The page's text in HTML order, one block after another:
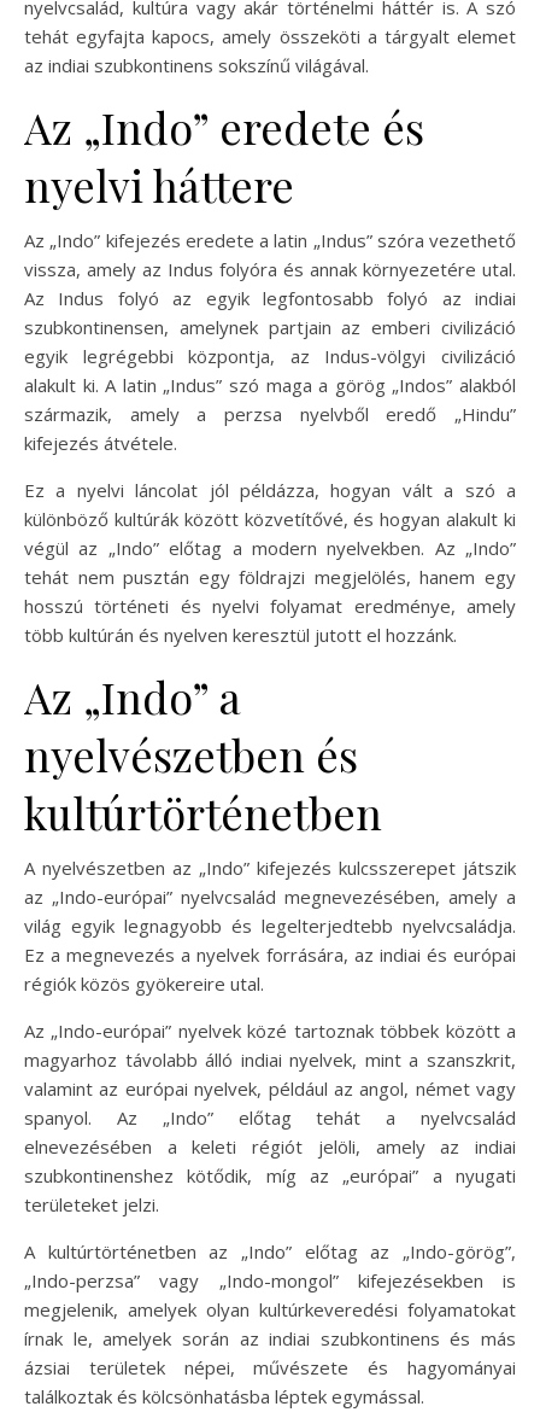
nyelvcsalád, kultúra vagy akár történelmi háttér is. A szó
tehát egyfajta kapocs, amely összeköti a tárgyalt elemet
az indiai szubkontinens sokszínű világával.
Az „Indo” eredete és
nyelvi háttere
Az „Indo” kifejezés eredete a latin „Indus” szóra vezethető
vissza, amely az Indus folyóra és annak környezetére utal.
Az Indus folyó az egyik legfontosabb folyó az indiai
szubkontinensen, amelynek partjain az emberi civilizáció
egyik legrégebbi központja, az Indus-völgyi civilizáció
alakult ki. A latin „Indus” szó maga a görög „Indos” alakból
származik, amely a perzsa nyelvből eredő „Hindu”
kifejezés átvétele.
Ez a nyelvi láncolat jól példázza, hogyan vált a szó a
különböző kultúrák között közvetítővé, és hogyan alakult ki
végül az „Indo” előtag a modern nyelvekben. Az „Indo”
tehát nem pusztán egy földrajzi megjelölés, hanem egy
hosszú történeti és nyelvi folyamat eredménye, amely
több kultúrán és nyelven keresztül jutott el hozzánk.
Az „Indo” a
nyelvészetben és
kultúrtörténetben
A nyelvészetben az „Indo” kifejezés kulcsszerepet játszik
az „Indo-európai” nyelvcsalád megnevezésében, amely a
világ egyik legnagyobb és legelterjedtebb nyelvcsaládja.
Ez a megnevezés a nyelvek forrására, az indiai és európai
régiók közös gyökereire utal.
Az „Indo-európai” nyelvek közé tartoznak többek között a
magyarhoz távolabb álló indiai nyelvek, mint a szanszkrit,
valamint az európai nyelvek, például az angol, német vagy
spanyol. Az „Indo” előtag tehát a nyelvcsalád
elnevezésében a keleti régiót jelöli, amely az indiai
szubkontinenshez kötődik, míg az „európai” a nyugati
területeket jelzi.
A kultúrtörténetben az „Indo” előtag az „Indo-görög”,
„Indo-perzsa” vagy „Indo-mongol” kifejezésekben is
megjelenik, amelyek olyan kultúrkeveredési folyamatokat
írnak le, amelyek során az indiai szubkontinens és más
ázsiai területek népei, művészete és hagyományai
találkoztak és kölcsönhatásba léptek egymással.